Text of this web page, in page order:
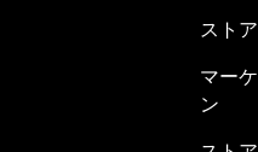
スト
マー
ン